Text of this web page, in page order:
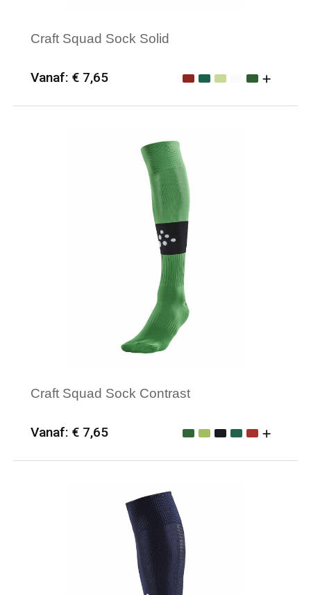
Craft Squad Sock Solid
Vanaf: € 7,65
Minimale afname: 25
Craft Squad Sock Contrast
Vanaf: € 7,65
Minimale afname: 25